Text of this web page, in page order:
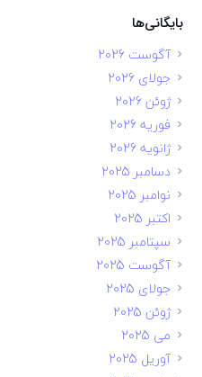
بایگانی‌ها
آگوست 2026
جولای 2026
ژوئن 2026
فوریه 2026
ژانویه 2026
دسامبر 2025
نوامبر 2025
اکتبر 2025
سپتامبر 2025
آگوست 2025
جولای 2025
ژوئن 2025
می 2025
آوریل 2025